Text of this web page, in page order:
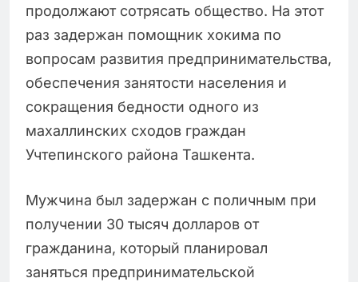
продолжают сотрясать общество. На этот
раз задержан помощник хокима по
вопросам развития предпринимательства,
обеспечения занятости населения и
сокращения бедности одного из
махаллинских сходов граждан
Учтепинского района Ташкента.
Мужчина был задержан с поличным при
получении 30 тысяч долларов от
гражданина, который планировал
заняться предпринимательской